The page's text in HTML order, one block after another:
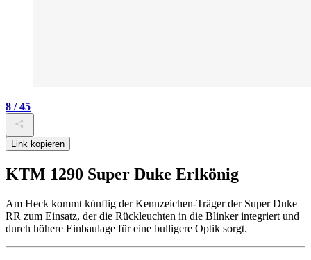
8 / 45
Link kopieren
KTM 1290 Super Duke Erlkönig
Am Heck kommt künftig der Kennzeichen-Träger der Super Duke
RR zum Einsatz, der die Rückleuchten in die Blinker integriert und
durch höhere Einbaulage für eine bulligere Optik sorgt.